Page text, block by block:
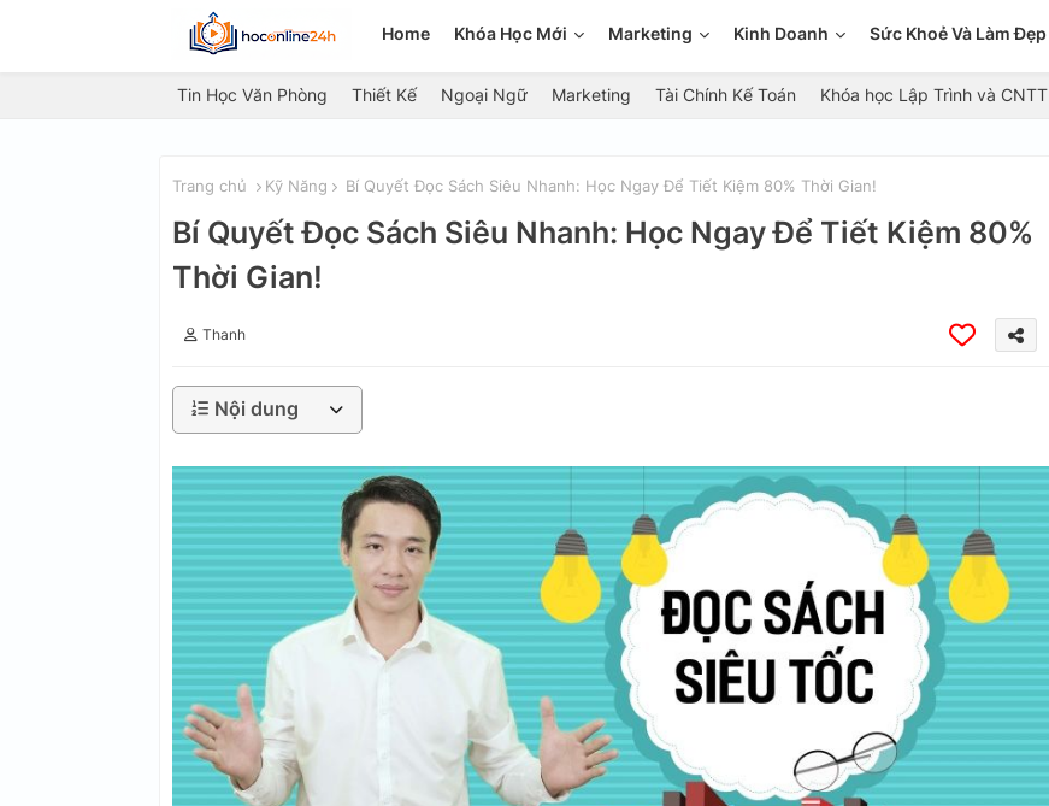
Home Khóa Học Mới Marketing Kinh Doanh Sức Khoẻ Và Làm Đẹp
Tin Học Văn Phòng Thiết Kế Ngoại Ngữ Marketing Tài Chính Kế Toán Khóa học Lập Trình và CNTT
Trang chủ Kỹ Năng Bí Quyết Đọc Sách Siêu Nhanh: Học Ngay Để Tiết Kiệm 80% Thời Gian!
Bí Quyết Đọc Sách Siêu Nhanh: Học Ngay Để Tiết Kiệm 80%
Thời Gian!
Thanh
Nội dung